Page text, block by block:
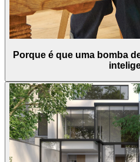
Porque é que uma bomba